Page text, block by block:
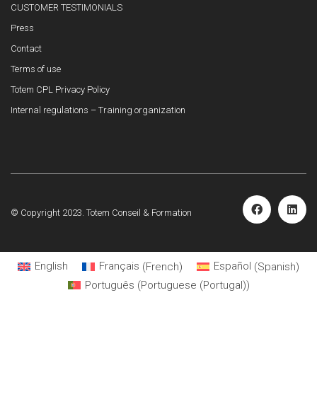
CUSTOMER TESTIMONIALS
Press
Contact
Terms of use
Totem CPL Privacy Policy
Internal regulations – Training organization
© Copyright 2023. Totem Conseil & Formation
English Français (French) Español (Spanish)
Português (Portuguese (Portugal))